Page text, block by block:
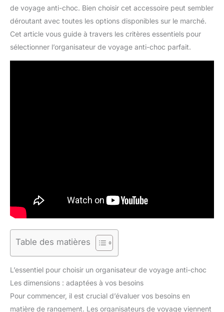
de voyage anti-choc. Bien choisir cet accessoire peut sembler
déroutant avec toutes les options disponibles sur le marché.
Cet article vous guide à travers les critères essentiels pour
sélectionner l’organisateur de voyage anti-choc parfait.
Table des matières
L’essentiel pour choisir un organisateur de voyage anti-choc
Les dimensions : adaptées à vos besoins
Pour commencer, il est crucial d’évaluer vos besoins en
matière de rangement. Les organisateurs de voyage viennent